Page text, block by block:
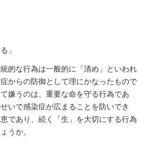
」
的な行為は一般的に「清め」といわれ
からの防御として理にかなったもので
嫌うのは、重要な命を守る行為であ
いで感染症が広まることを防いでき
であり、続く「生」を大切にする行為
うか。